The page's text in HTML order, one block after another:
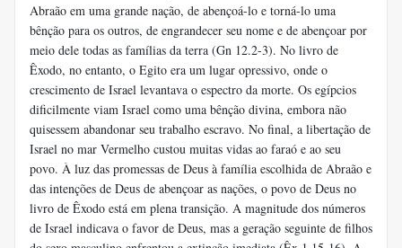
Abraão em uma grande nação, de abençoá-lo e torná-lo uma
bênção para os outros, de engrandecer seu nome e de abençoar por
meio dele todas as famílias da terra (Gn 12.2-3). No livro de
Êxodo, no entanto, o Egito era um lugar opressivo, onde o
crescimento de Israel levantava o espectro da morte. Os egípcios
dificilmente viam Israel como uma bênção divina, embora não
quisessem abandonar seu trabalho escravo. No final, a libertação de
Israel no mar Vermelho custou muitas vidas ao faraó e ao seu
povo. À luz das promessas de Deus à família escolhida de Abraão e
das intenções de Deus de abençoar as nações, o povo de Deus no
livro de Êxodo está em plena transição. A magnitude dos números
de Israel indicava o favor de Deus, mas a geração seguinte de filhos